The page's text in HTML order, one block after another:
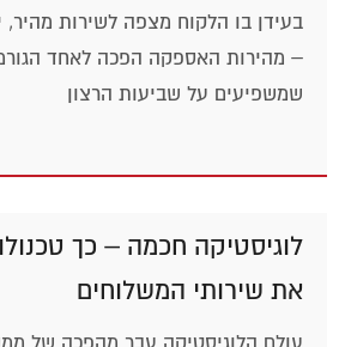
בעידן בו הלקוח מצפה לשירות מהיר,
– מהירות האספקה הפכה לאחד
שמשפיעים על שביעות הרצון
לוגיסטיקה חכמה – כך
את שירותי המשלוחים